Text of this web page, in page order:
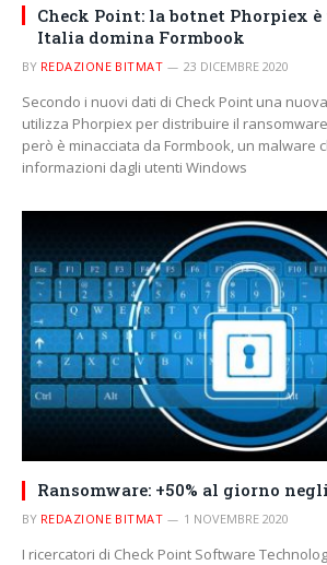
Check Point: la botnet Phorpiex
Italia domina Formbook
BY REDAZIONE BITMAT 23 DICEMBRE 2020
Secondo i nuovi dati di Check Point una
utilizza Phorpiex per distribuire il ransomware
però è minacciata da Formbook, un malware
informazioni dagli utenti Windows
Ransomware: +50% al giorno
BY REDAZIONE BITMAT 1 NOVEMBRE 2020
I ricercatori di Check Point Software